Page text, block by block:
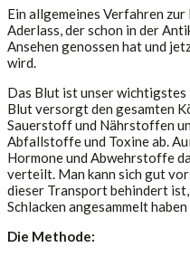
Ein allgemeines Verfahren
Aderlass, der schon in der
Ansehen genossen hat und
wird.
Das Blut ist unser
Blut versorgt den gesamten
Sauerstoff und Nährstoffen
Abfallstoffe und Toxine ab.
Hormone und Abwehrstoffe
verteilt. Man kann sich gut
dieser Transport behindert
Schlacken angesammelt haben
Die Methode: